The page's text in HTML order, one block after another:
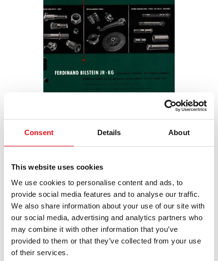
Consent Details About
This website uses cookies
We use cookies to personalise content and ads, to
provide social media features and to analyse our traffic.
We also share information about your use of our site with
our social media, advertising and analytics partners who
may combine it with other information that you’ve
provided to them or that they’ve collected from your use
of their services.
autoturisme, vehicule comerciale ușoare (LCV) și camioane cu
Din 2012, febi face parte din bilstein group, care ancorează
sub umbrela sa puternică și mărcile SWAG și Blue Print.